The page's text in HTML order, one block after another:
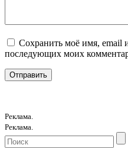
Сохранить моё имя, email
последующих моих
Реклама.
Реклама.